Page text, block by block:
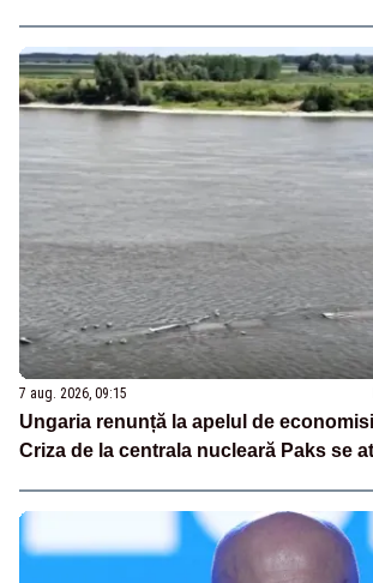
7 aug. 2026, 09:15
Ungaria renunță la apelul de
Criza de la centrala nucleară Paks se